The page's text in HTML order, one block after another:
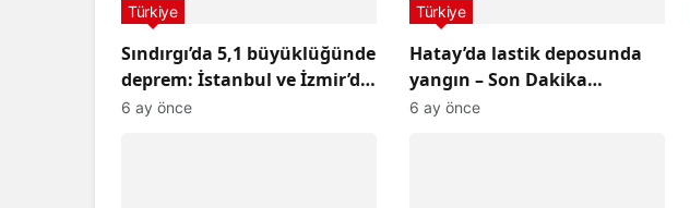
Sındırgı’da 5,1 büyüklüğünde
deprem: İstanbul ve İzmir’de
de hissedildi
Türkiye
6 ay önce
Hatay’da lastik deposunda
yangın – Son Dakika
Haberleri
Türkiye
6 ay önce